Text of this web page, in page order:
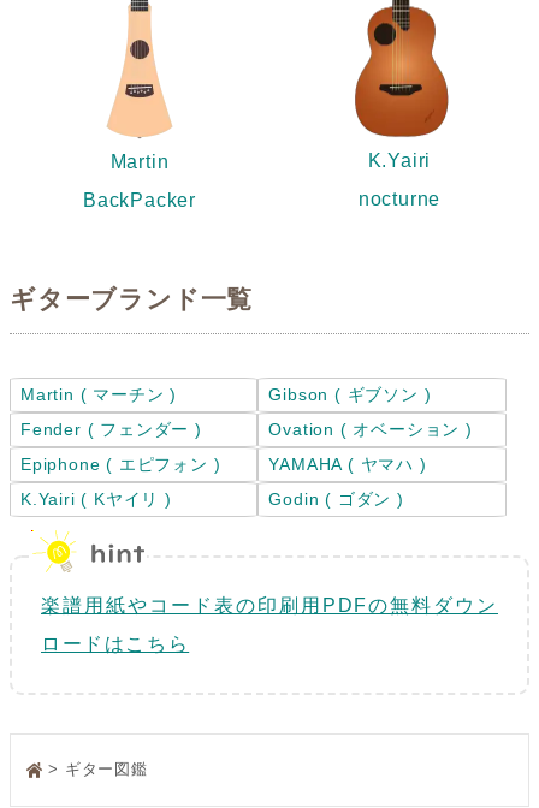
Martin
BackPacker
K.Yairi
nocturne
ギターブランド一覧
Martin ( マーチン )
Gibson ( ギブソン )
Fender ( フェンダー )
Ovation ( オベーション )
Epiphone ( エピフォン )
YAMAHA ( ヤマハ )
K.Yairi ( Kヤイリ )
Godin ( ゴダン )
楽譜用紙やコード表の印刷用PDFの無料ダウン
ロードはこちら
> ギター図鑑